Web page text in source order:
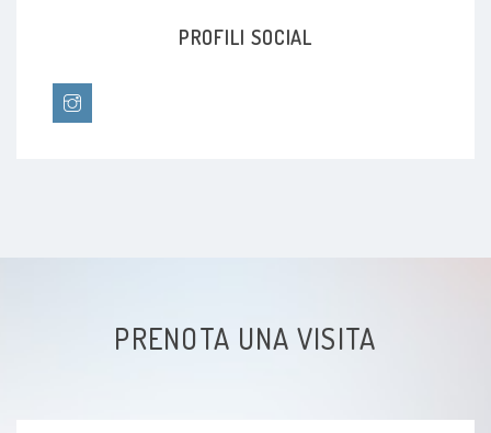
PROFILI SOCIAL
PRENOTA UNA VISITA